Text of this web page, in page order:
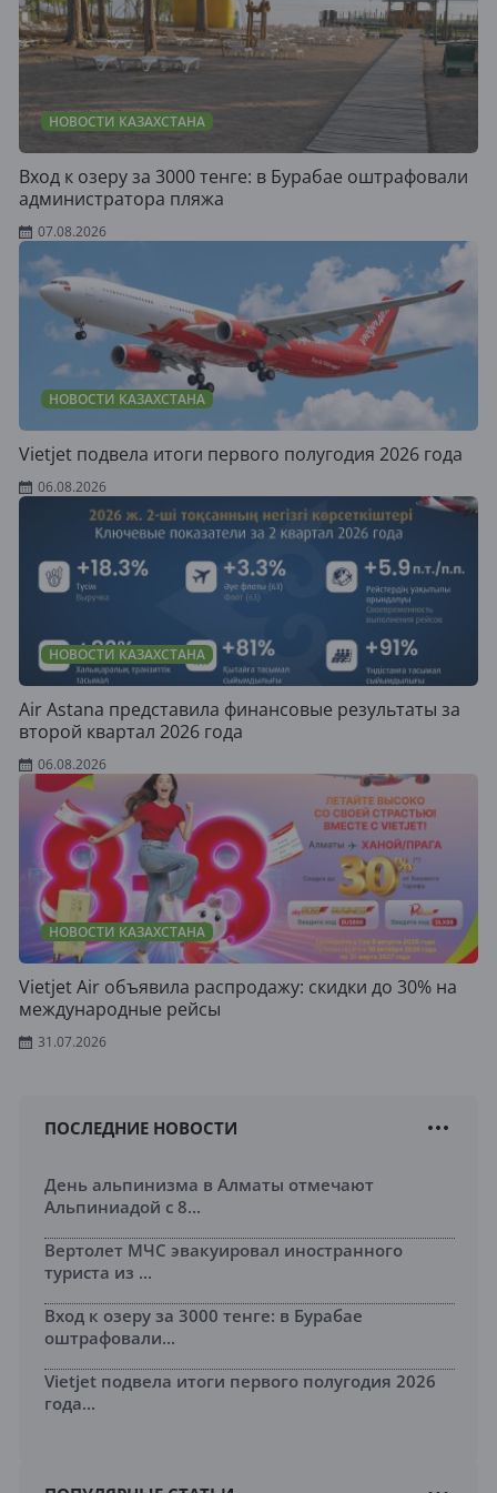
НОВОСТИ КАЗАХСТАНА
Вход к озеру за 3000 тенге: в Бурабае оштрафовали
администратора пляжа
07.08.2026
НОВОСТИ КАЗАХСТАНА
Vietjet подвела итоги первого полугодия 2026 года
06.08.2026
НОВОСТИ КАЗАХСТАНА
Air Astana представила финансовые результаты за
второй квартал 2026 года
06.08.2026
НОВОСТИ КАЗАХСТАНА
Vietjet Air объявила распродажу: скидки до 30% на
международные рейсы
31.07.2026
ПОСЛЕДНИЕ НОВОСТИ
День альпинизма в Алматы отмечают
Альпиниадой с 8...
Вертолет МЧС эвакуировал иностранного
туриста из ...
Вход к озеру за 3000 тенге: в Бурабае
оштрафовали...
Vietjet подвела итоги первого полугодия 2026
года...